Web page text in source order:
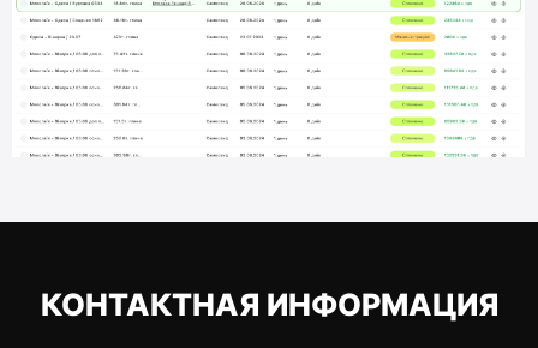
КОНТАКТНАЯ ИНФОРМАЦИЯ